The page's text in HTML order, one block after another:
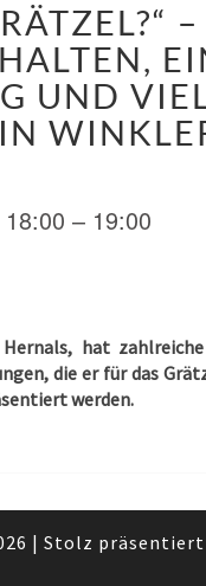
WOHNT
IM
GRÄTZEL?“
–
STATISTISCHE
DATEN
EINKOMMEN,
MIT
MARTIN
WINKLER
UND
– 19:00
hat
die er für das
werden.
| Stolz präsentiert